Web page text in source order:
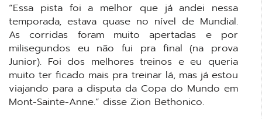
“Essa pista foi a melhor que já andei nessa
temporada, estava quase no nível de Mundial.
As corridas foram muito apertadas e por
milisegundos eu não fui pra final (na prova
Junior). Foi dos melhores treinos e eu queria
muito ter ficado mais pra treinar lá, mas já estou
viajando para a disputa da Copa do Mundo em
Mont-Sainte-Anne.” disse Zion Bethonico.